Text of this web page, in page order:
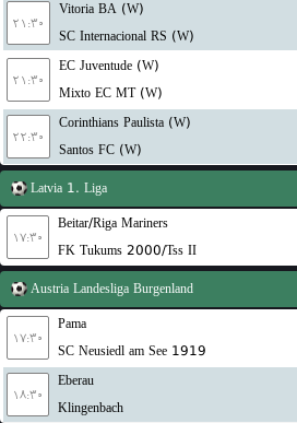
۲۱:۳۰
Vitoria BA (W)
SC Internacional RS (W)
۲۱:۳۰
EC Juventude (W)
Mixto EC MT (W)
۲۲:۳۰
Corinthians Paulista (W)
Santos FC (W)
Latvia 1. Liga
۱۷:۳۰
Beitar/Riga Mariners
FK Tukums 2000/Tss II
Austria Landesliga Burgenland
۱۷:۳۰
Pama
SC Neusiedl am See 1919
۱۸:۳۰
Eberau
Klingenbach